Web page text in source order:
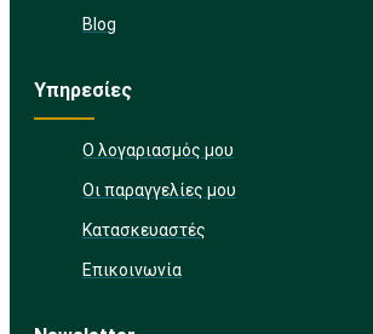
Blog
Υπηρεσίες
Ο λογαριασμός μου
Οι παραγγελίες μου
Κατασκευαστές
Επικοινωνία